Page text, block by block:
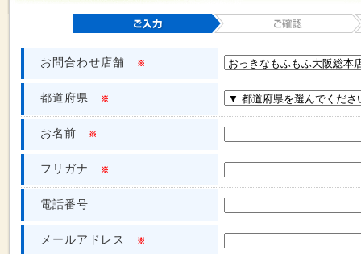
お問合わせ店舗 ※
都道府県 ※
お名前 ※
フリガナ ※
電話番号
メールアドレス ※